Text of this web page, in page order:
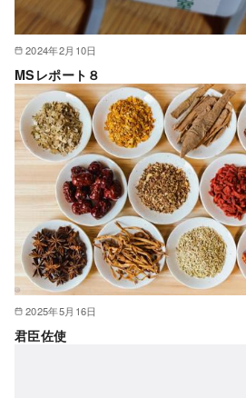
2024年2月10日
MSレポート８
2025年5月16日
君臣佐使